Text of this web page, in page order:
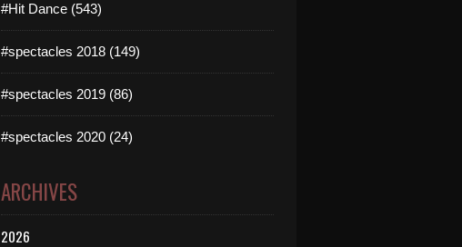
#Hit Dance (543)
#spectacles 2018 (149)
#spectacles 2019 (86)
#spectacles 2020 (24)
ARCHIVES
2026